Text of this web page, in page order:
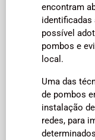
encontram
identificadas
possível
pombos e
local.
Uma das
de pombos
instalação
redes, para